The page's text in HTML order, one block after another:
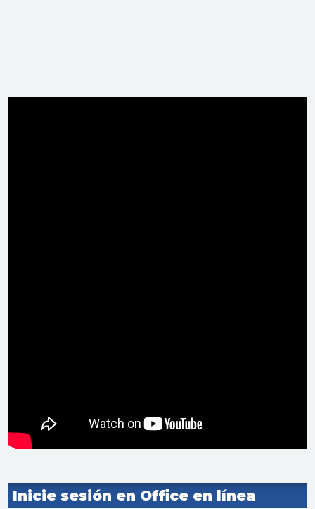
Inicie sesión en Office en línea